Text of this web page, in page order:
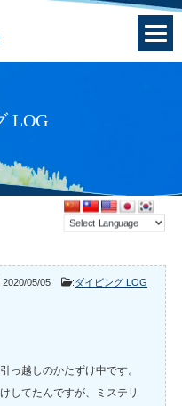
LOG
2020/05/05 :ダイビング LOG
っ越しのかたずけ中です。
してたんですが、ミステリ